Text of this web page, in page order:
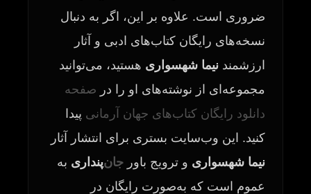
ضروری است. علاوه بر این، اگر به دنبال
نسخه‌های رایگان کتاب‌های ادبی و آثار
ارزشمند نیما شهسواری هستید، می‌توانید
مجموعه‌ای از نوشته‌های او را در صفحه
دانلود رایگان کتاب‌های جهان آرمانی پیدا
کنید. این وب‌سایت بستری برای انتشار آثار
نیما شهسواری و ترویج باور جان‌پنداری به
عموم است که به‌صورت رایگان در